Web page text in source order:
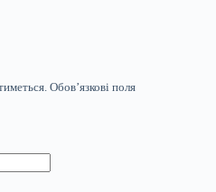
Обов’язкові поля